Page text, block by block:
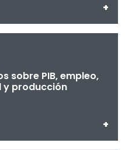
+
sobre PIB, empleo,
y producción
+